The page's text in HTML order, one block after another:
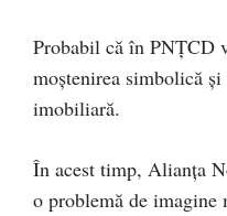
Probabil că în PNȚCD
moștenirea simbolică
imobiliară.
În acest timp, Alianța
o problemă de imagine